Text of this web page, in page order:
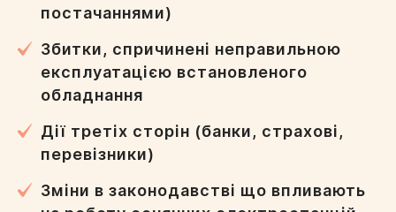
постачаннями)
Збитки, спричинені неправильною
експлуатацією встановленого
обладнання
Дії третіх сторін (банки, страхові,
перевізники)
Зміни в законодавстві що впливають